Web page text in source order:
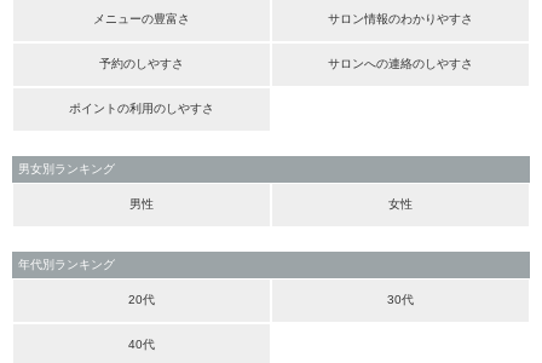
メニューの豊富さ サロン情報のわかりやすさ
予約のしやすさ サロンへの連絡のしやすさ
ポイントの利用のしやすさ
男女別ランキング
男性 女性
年代別ランキング
20代 30代
40代